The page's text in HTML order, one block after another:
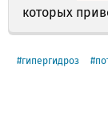
которых
гипергидроз